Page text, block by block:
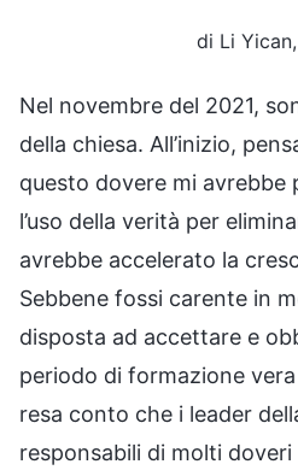
di Li
Nel novembre del 2021,
della chiesa. All’inizio,
questo dovere mi avrebbe
l’uso della verità per
avrebbe accelerato la
Sebbene fossi carente in
disposta ad accettare e
periodo di formazione
resa conto che i leader
responsabili di molti